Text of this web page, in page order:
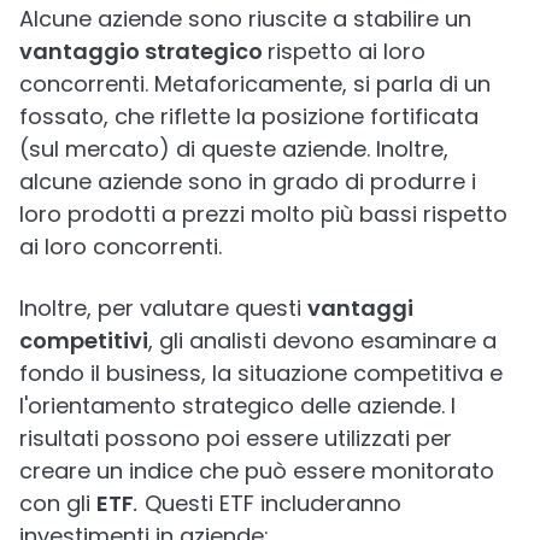
Alcune aziende sono riuscite a stabilire un
vantaggio strategico rispetto ai loro
concorrenti. Metaforicamente, si parla di un
fossato, che riflette la posizione fortificata
(sul mercato) di queste aziende. Inoltre,
alcune aziende sono in grado di produrre i
loro prodotti a prezzi molto più bassi rispetto
ai loro concorrenti.
Inoltre, per valutare questi vantaggi
competitivi, gli analisti devono esaminare a
fondo il business, la situazione competitiva e
l'orientamento strategico delle aziende. I
risultati possono poi essere utilizzati per
creare un indice che può essere monitorato
con gli ETF. Questi ETF includeranno